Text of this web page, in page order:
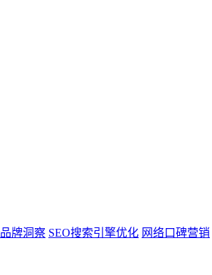
牌洞察 SEO搜索引擎优化 网络口碑营销